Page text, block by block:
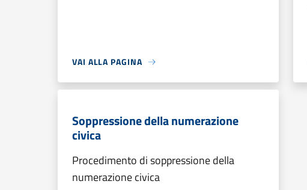
VAI ALLA PAGINA
Soppressione della numerazione
civica
Procedimento di soppressione della
numerazione civica